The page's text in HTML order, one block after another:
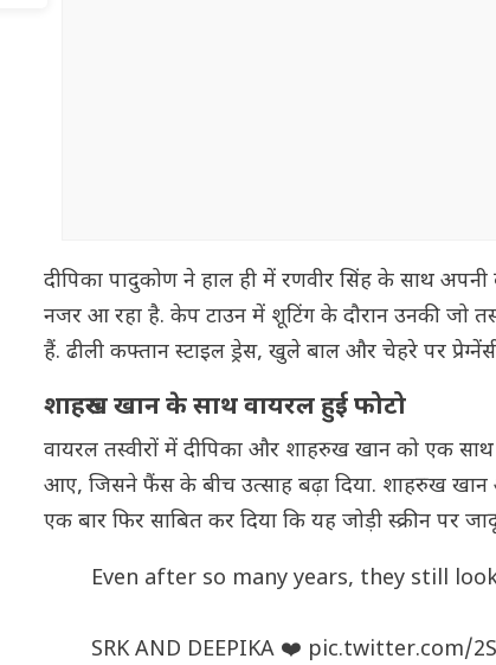
दीपिका पादुकोण ने हाल ही में रणवीर सिंह के साथ
नजर आ रहा है. केप टाउन में शूटिंग के दौरान उनकी जो
हैं. ढीली कफ्तान स्टाइल ड्रेस, खुले बाल और चेहरे पर
शाहरुख खान के साथ वायरल हुई फोटो
वायरल तस्वीरों में दीपिका और शाहरुख खान को एक
आए, जिसने फैंस के बीच उत्साह बढ़ा दिया. शाहरुख खान
एक बार फिर साबित कर दिया कि यह जोड़ी स्क्रीन पर
Even after so many years, they still
SRK AND DEEPIKA ❤️ pic.twitter.com/